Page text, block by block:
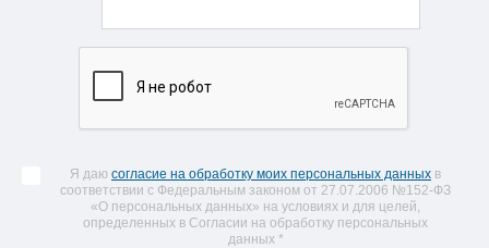
Я даю согласие на обработку моих персональных данных в
соответствии с Федеральным законом от 27.07.2006 №152-ФЗ
«О персональных данных» на условиях и для целей,
определенных в Согласии на обработку персональных
данных *